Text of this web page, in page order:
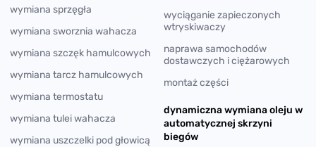
wymiana sprzęgła
wymiana sworznia wahacza
wymiana szczęk hamulcowych
wymiana tarcz hamulcowych
wymiana termostatu
wymiana tulei wahacza
wymiana uszczelki pod głowicą
wyciąganie zapieczonych
wtryskiwaczy
naprawa samochodów
dostawczych i ciężarowych
montaż części
dynamiczna wymiana oleju w
automatycznej skrzyni
biegów